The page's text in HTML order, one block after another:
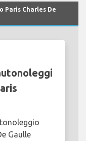
Paris Charles De
Gaulle